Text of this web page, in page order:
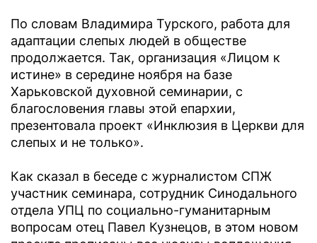
По словам Владимира Турского, работа для
адаптации слепых людей в обществе
продолжается. Так, организация «Лицом к
истине» в середине ноября на базе
Харьковской духовной семинарии, с
благословения главы этой епархии,
презентовала проект «Инклюзия в Церкви для
слепых и не только».
Как сказал в беседе с журналистом СПЖ
участник семинара, сотрудник Синодального
отдела УПЦ по социально-гуманитарным
вопросам отец Павел Кузнецов, в этом новом